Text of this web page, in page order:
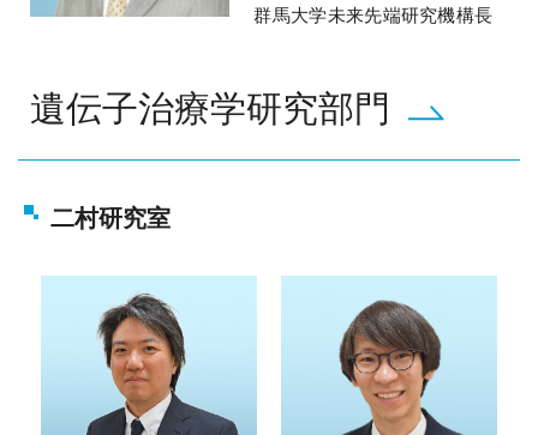
群馬大学未来先端研究機構長
遺伝子治療学研究部門
二村研究室